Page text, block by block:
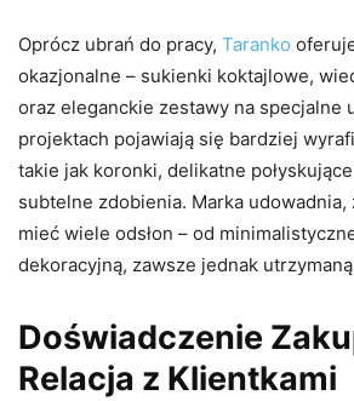
Oprócz ubrań do pracy, Taranko
okazjonalne – sukienki koktajlowe,
oraz eleganckie zestawy na specjalne
projektach pojawiają się bardziej
takie jak koronki, delikatne
subtelne zdobienia. Marka udowadnia,
mieć wiele odsłon – od
dekoracyjną, zawsze jednak
Doświadczenie
Relacja z Klientkami